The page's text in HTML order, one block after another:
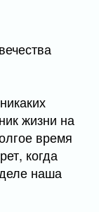
жизни на
время
когда
наша